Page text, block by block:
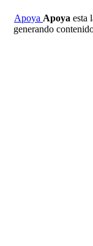
Apoya Apoya esta
generando